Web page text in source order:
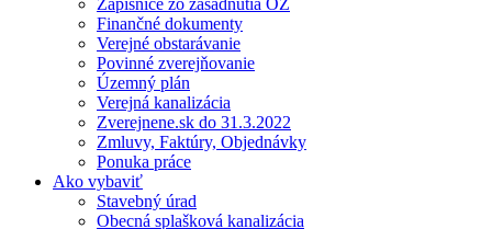
Zápisnice zo zasadnutia OZ
Finančné dokumenty
Verejné obstarávanie
Povinné zverejňovanie
Územný plán
Verejná kanalizácia
Zverejnene.sk do 31.3.2022
Zmluvy, Faktúry, Objednávky
Ponuka práce
Ako vybaviť
Stavebný úrad
Obecná splašková kanalizácia